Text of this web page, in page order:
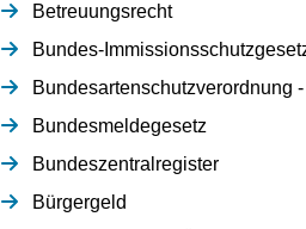
Betreuungsrecht
Bundes-
Bundesartenschutzverordnung
Bundesmeldegesetz
Bundeszentralregister
Bürgergeld